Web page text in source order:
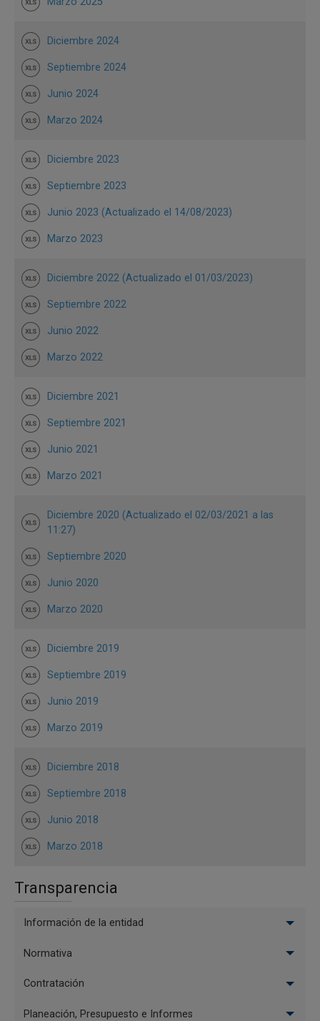
Diciembre 2024
Septiembre 2024
Junio 2024
Marzo 2024
Diciembre 2023
Septiembre 2023
Junio 2023 (Actualizado el 14/08/2023)
Marzo 2023
Diciembre 2022 (Actualizado el 01/03/2023)
Septiembre 2022
Junio 2022
Marzo 2022
Diciembre 2021
Septiembre 2021
Junio 2021
Marzo 2021
Diciembre 2020 (Actualizado el 02/03/2021 a las
11:27)
Septiembre 2020
Junio 2020
Marzo 2020
Diciembre 2019
Septiembre 2019
Junio 2019
Marzo 2019
Diciembre 2018
Septiembre 2018
Junio 2018
Marzo 2018
Transparencia
Información de la entidad
Normativa
Contratación
Planeación, Presupuesto e Informes